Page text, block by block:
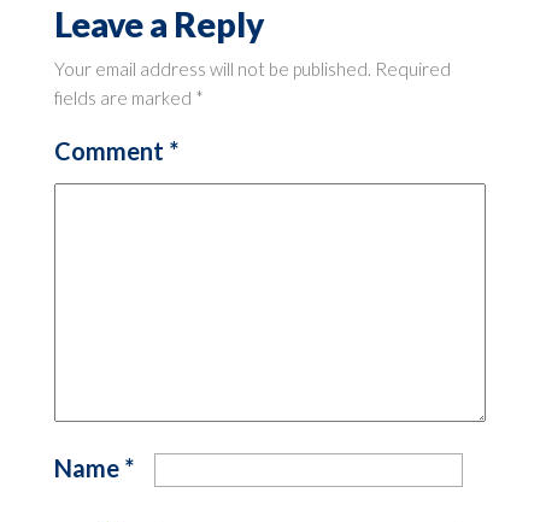
Leave a Reply
Your email address will not be published. Required
fields are marked *
Comment *
Name *